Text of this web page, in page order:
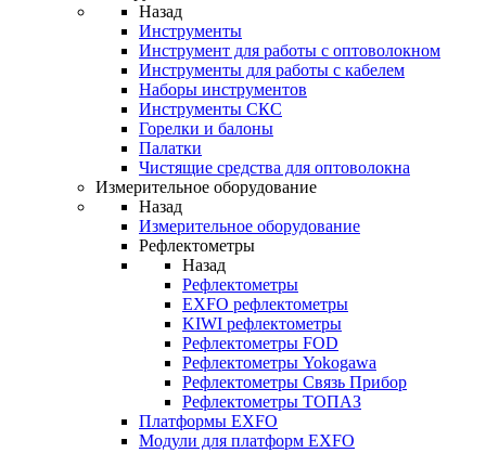
Назад
Инструменты
Инструмент для работы с оптоволокном
Инструменты для работы с кабелем
Наборы инструментов
Инструменты СКС
Горелки и балоны
Палатки
Чистящие средства для оптоволокна
Измерительное оборудование
Назад
Измерительное оборудование
Рефлектометры
Назад
Рефлектометры
EXFO рефлектометры
KIWI рефлектометры
Рефлектометры FOD
Рефлектометры Yokogawa
Рефлектометры Связь Прибор
Рефлектометры ТОПАЗ
Платформы EXFO
Модули для платформ EXFO